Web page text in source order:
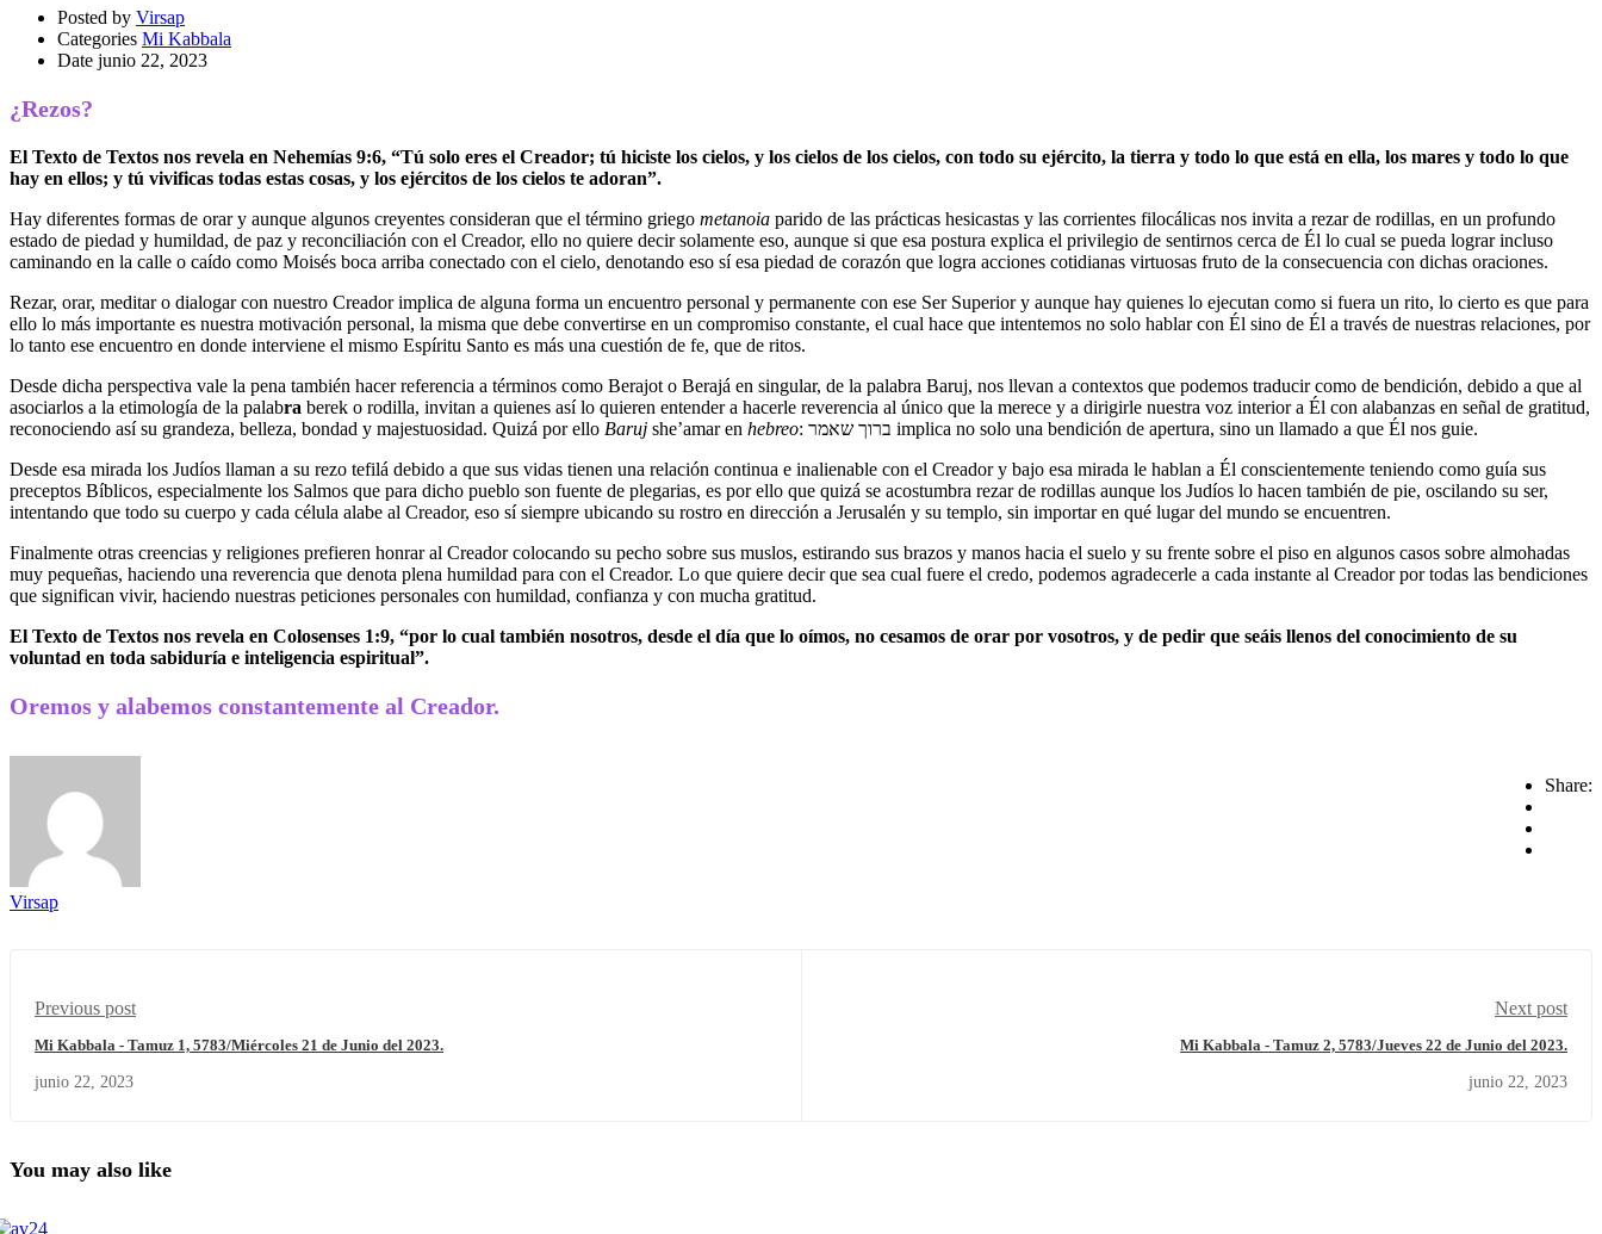
Posted by Virsap
Categories Mi Kabbala
Date junio 22, 2023
¿Rezos?
El Texto de Textos nos revela en Nehemías 9:6, “Tú solo eres el Creador; tú hiciste los cielos, y los cielos de los cielos, con todo su ejército, la tierra y todo lo que está en ella, los mares y todo lo que
hay en ellos; y tú vivificas todas estas cosas, y los ejércitos de los cielos te adoran”.
Hay diferentes formas de orar y aunque algunos creyentes consideran que el término griego metanoia parido de las prácticas hesicastas y las corrientes filocálicas nos invita a rezar de rodillas, en un profundo
estado de piedad y humildad, de paz y reconciliación con el Creador, ello no quiere decir solamente eso, aunque si que esa postura explica el privilegio de sentirnos cerca de Él lo cual se pueda lograr incluso
caminando en la calle o caído como Moisés boca arriba conectado con el cielo, denotando eso sí esa piedad de corazón que logra acciones cotidianas virtuosas fruto de la consecuencia con dichas oraciones.
Rezar, orar, meditar o dialogar con nuestro Creador implica de alguna forma un encuentro personal y permanente con ese Ser Superior y aunque hay quienes lo ejecutan como si fuera un rito, lo cierto es que para
ello lo más importante es nuestra motivación personal, la misma que debe convertirse en un compromiso constante, el cual hace que intentemos no solo hablar con Él sino de Él a través de nuestras relaciones, por
lo tanto ese encuentro en donde interviene el mismo Espíritu Santo es más una cuestión de fe, que de ritos.
Desde dicha perspectiva vale la pena también hacer referencia a términos como Berajot o Berajá en singular, de la palabra Baruj, nos llevan a contextos que podemos traducir como de bendición, debido a que al
asociarlos a la etimología de la palabra berek o rodilla, invitan a quienes así lo quieren entender a hacerle reverencia al único que la merece y a dirigirle nuestra voz interior a Él con alabanzas en señal de gratitud,
reconociendo así su grandeza, belleza, bondad y majestuosidad. Quizá por ello Baruj she’amar en hebreo
: ברוך שאמר implica no solo una bendición de apertura, sino un llamado a que Él nos guie.
Desde esa mirada los Judíos llaman a su rezo tefilá debido a que sus vidas tienen una relación continua e inalienable con el Creador y bajo esa mirada le hablan a Él conscientemente teniendo como guía sus
preceptos Bíblicos, especialmente los Salmos que para dicho pueblo son fuente de plegarias, es por ello que quizá se acostumbra rezar de rodillas aunque los Judíos lo hacen también de pie, oscilando su ser,
intentando que todo su cuerpo y cada célula alabe al Creador, eso sí siempre ubicando su rostro en dirección a Jerusalén y su templo, sin importar en qué lugar del mundo se encuentren.
Finalmente otras creencias y religiones prefieren honrar al Creador colocando su pecho sobre sus muslos, estirando sus brazos y manos hacia el suelo y su frente sobre el piso en algunos casos sobre almohadas
muy pequeñas, haciendo una reverencia que denota plena humildad para con el Creador. Lo que quiere decir que sea cual fuere el credo, podemos agradecerle a cada instante al Creador por todas las bendiciones
que significan vivir, haciendo nuestras peticiones personales con humildad, confianza y con mucha gratitud.
El Texto de Textos nos revela en Colosenses 1:9, “por lo cual también nosotros, desde el día que lo oímos, no cesamos de orar por vosotros, y de pedir que seáis llenos del conocimiento de su
voluntad en toda sabiduría e inteligencia espiritual”.
Oremos y alabemos constantemente al Creador.
Share:
Virsap
Previous post
Mi Kabbala - Tamuz 1, 5783/Miércoles 21 de Junio del 2023.
junio 22, 2023
Next post
Mi Kabbala - Tamuz 2, 5783/Jueves 22 de Junio del 2023.
junio 22, 2023
You may also like